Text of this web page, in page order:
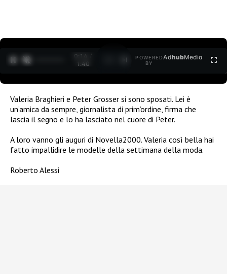
0:16 /
1:40
POWERED
BY
AdhubMedia
Valeria Braghieri e Peter Grosser si sono sposati. Lei è
un’amica da sempre, giornalista di prim’ordine, firma che
lascia il segno e lo ha lasciato nel cuore di Peter.
A loro vanno gli auguri di Novella2000. Valeria così bella hai
fatto impallidire le modelle della settimana della moda.
Roberto Alessi